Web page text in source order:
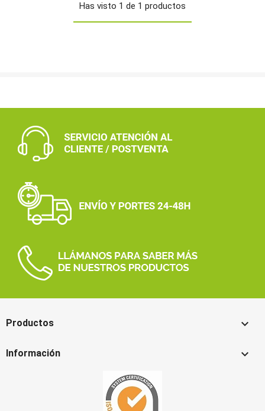
Has visto 1 de 1 productos
Productos 
Información 